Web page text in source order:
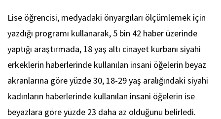
Lise öğrencisi, medyadaki önyargıları ölçümlemek için
yazdığı programı kullanarak, 5 bin 42 haber üzerinde
yaptığı araştırmada, 18 yaş altı cinayet kurbanı siyahi
erkeklerin haberlerinde kullanılan insani öğelerin beyaz
akranlarına göre yüzde 30, 18-29 yaş aralığındaki siyahi
kadınların haberlerinde kullanılan insani öğelerin ise
beyazlara göre yüzde 23 daha az olduğunu belirledi.